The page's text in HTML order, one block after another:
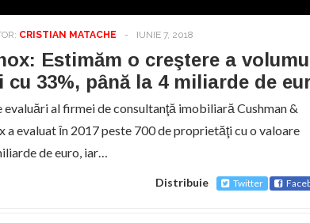
CRISTIAN MATACHE - IUNIE 7, 2018
Estimăm o creştere a
cu 33%, pȃnă la 4 miliarde de
al firmei de consultanţă imobiliară Cushman &
a evaluat ȋn 2017 peste 700 de proprietăţi cu o valoare
de euro, iar…
Distribuie Twitter